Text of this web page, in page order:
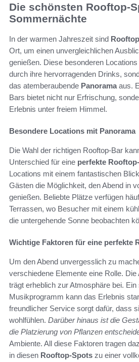
Die schönsten Rooftop-
Sommernächte
In der warmen Jahreszeit sind
Ort, um einen unvergleichlichen
genießen. Diese besonderen
durch ihre hervorragenden Drinks,
das atemberaubende Panoramaaus.
Bars bietet nicht nur Erfrischung,
Erlebnis unter freiem Himmel.
Besondere Locations mit Panorama
Die Wahl der richtigen Rooftop-Bar
Unterschied für eine perfekte
Locations mit einem fantastischen
Gästen die Möglichkeit, den Abend in
genießen. Beliebte Plätze verfügen
Terrassen, wo Besucher mit einem
die untergehende Sonne beobachten
Wichtige Faktoren für eine perfekte
Um den Abend unvergesslich zu
verschiedene Elemente eine Rolle.
trägt erheblich zur Atmosphäre bei.
Musikprogramm kann das Erlebnis
freundlicher Service sorgt dafür, dass
wohlfühlen. Darüber hinaus ist die
die Platzierung von Pflanzen
Ambiente. All diese Faktoren tragen
in diesen Rooftop-Spots zu einer